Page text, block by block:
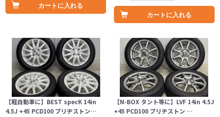
カートに入れる
カートに入れる
【軽自動車に】BEST specK 14in
4.5J +45 PCD100 ブリヂストン…
【N-BOX タント等に】LVF 14in 4.5J
+45 PCD100 ブリヂストン …